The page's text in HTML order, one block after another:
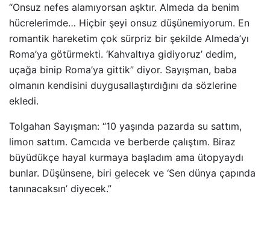
“Onsuz nefes alamıyorsan aşktır. Almeda da benim
hücrelerimde… Hiçbir şeyi onsuz düşünemiyorum. En
romantik hareketim çok sürpriz bir şekilde Almeda’yı
Roma’ya götürmekti. ‘Kahvaltıya gidiyoruz’ dedim,
uçağa binip Roma’ya gittik” diyor. Sayışman, baba
olmanın kendisini duygusallaştırdığını da sözlerine
ekledi.
Tolgahan Sayışman: “10 yaşında pazarda su sattım,
limon sattım. Camcıda ve berberde çalıştım. Biraz
büyüdükçe hayal kurmaya başladım ama ütopyaydı
bunlar. Düşünsene, biri gelecek ve ‘Sen dünya çapında
tanınacaksın’ diyecek.”